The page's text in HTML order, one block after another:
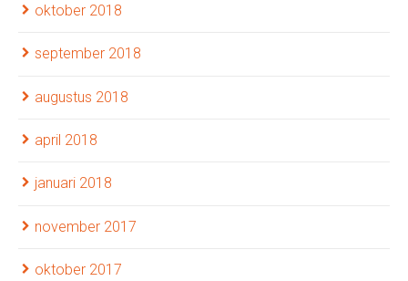
oktober 2018
september 2018
augustus 2018
april 2018
januari 2018
november 2017
oktober 2017